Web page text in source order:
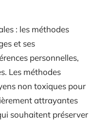
: les méthodes
et ses
personnelles,
Les méthodes
non toxiques pour
attrayantes
souhaitent préserver